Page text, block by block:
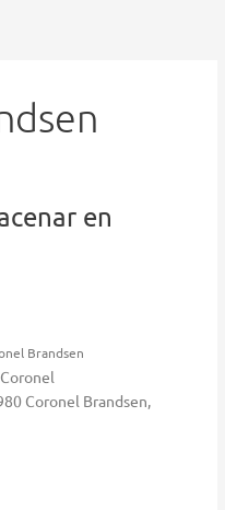
en
Brandsen
Coronel Brandsen,